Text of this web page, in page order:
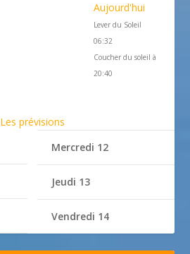
Aujourd'hui
Lever du Soleil
06:32
Coucher du soleil à
20:40
Les prévisions
Mercredi 12
Jeudi 13
Vendredi 14